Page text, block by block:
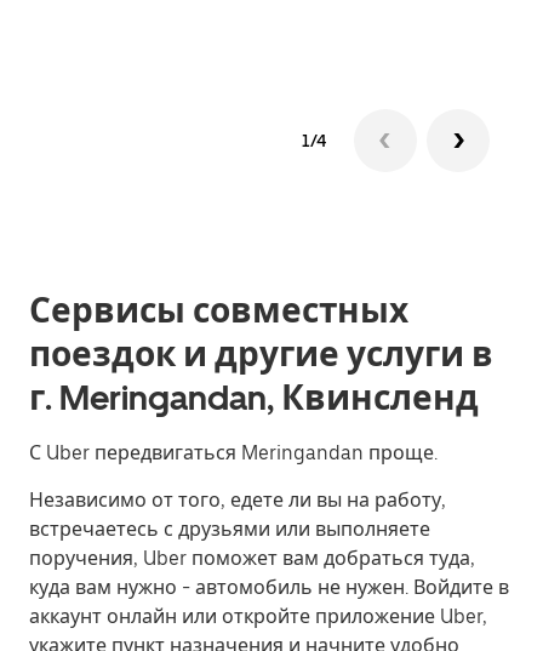
1/4
Сервисы совместных
поездок и другие услуги в
г. Meringandan, Квинсленд
С Uber передвигаться Meringandan проще.
Независимо от того, едете ли вы на работу,
встречаетесь с друзьями или выполняете
поручения, Uber поможет вам добраться туда,
куда вам нужно - автомобиль не нужен. Войдите в
аккаунт онлайн или откройте приложение Uber,
укажите пункт назначения и начните удобно